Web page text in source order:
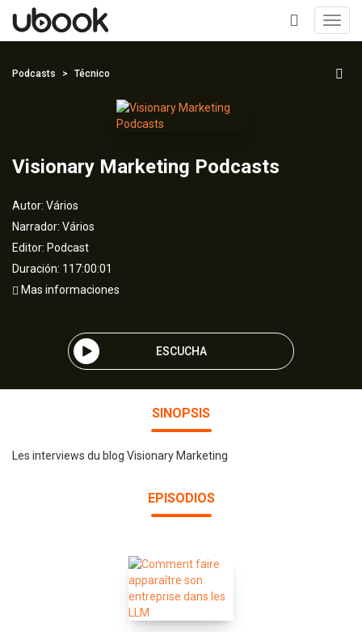
+
Podcasts Técnico
Visionary Marketing Podcasts
Autor: Vários
Narrador: Vários
Editor: Podcast
Duración: 117:00:01
Mas informaciones
ESCUCHA
SINOPSIS
Les interviews du blog Visionary Marketing
EPISODIOS